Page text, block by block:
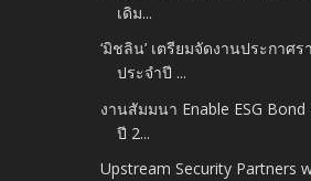
เดิม...
‘มิชลิน’ เตรียมจัดงานประกาศ
ประจำปี ...
งานสัมมนา Enable ESG
ปี 2...
Upstream Security Partners